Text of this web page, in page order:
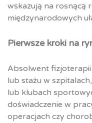
wskazują na rosnącą
międzynarodowych
Pierwsze kroki na
Absolwent
lub stażu w
lub klubach
doświadczenie w
operacjach czy